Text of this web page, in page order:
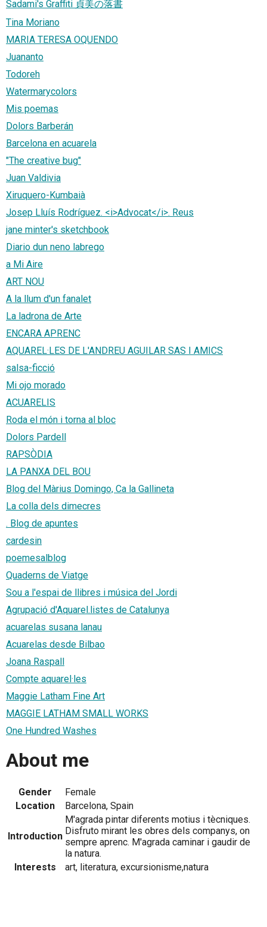
Sadami's Graffiti 貞美の落書
Tina Moriano
MARIA TERESA OQUENDO
Juananto
Todoreh
Watermarycolors
Mis poemas
Dolors Barberán
Barcelona en acuarela
"The creative bug"
Juan Valdivia
Xiruquero-Kumbaià
Josep Lluís Rodríguez. <i>Advocat</i>. Reus
jane minter's sketchbook
Diario dun neno labrego
a Mi Aire
ART NOU
A la llum d'un fanalet
La ladrona de Arte
ENCARA APRENC
AQUAREL·LES DE L'ANDREU AGUILAR SAS I AMICS
salsa-ficció
Mi ojo morado
ACUARELIS
Roda el món i torna al bloc
Dolors Pardell
RAPSÒDIA
LA PANXA DEL BOU
Blog del Màrius Domingo, Ca la Gallineta
La colla dels dimecres
. Blog de apuntes
cardesin
poemesalblog
Quaderns de Viatge
Sou a l'espai de llibres i música del Jordi
Agrupació d'Aquarel.listes de Catalunya
acuarelas susana lanau
Acuarelas desde Bilbao
Joana Raspall
Compte aquarel·les
Maggie Latham Fine Art
MAGGIE LATHAM SMALL WORKS
One Hundred Washes
About me
Gender
Female
Location
Barcelona, Spain
Introduction
M'agrada pintar diferents motius i tècniques.
Disfruto mirant les obres dels companys, on
sempre aprenc. M'agrada caminar i gaudir de
la natura.
Interests
art, literatura, excursionisme,natura